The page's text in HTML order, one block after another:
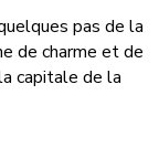
pas de la
de charme et de
capitale de la